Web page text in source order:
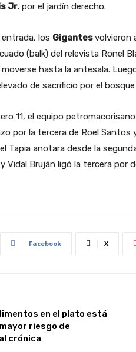
Jr. por el jardín derecho.
entrada, los Gigantesvolvieron
(balk) del relevista Ronel
hasta la antesala.
de sacrificio por el
11, el equipo
por la tercera de Roel Santos
Tapia anotara desde la
Vidal Bruján ligó la tercera por
Facebook X
en el plato está
riesgo de
crónica